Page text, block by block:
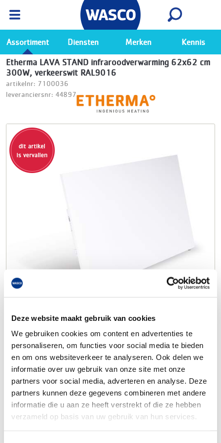
Deze website maakt gebruik van cookies
We gebruiken cookies om content en advertenties te
personaliseren, om functies voor social media te bieden
en om ons websiteverkeer te analyseren. Ook delen we
informatie over uw gebruik van onze site met onze
partners voor social media, adverteren en analyse. Deze
partners kunnen deze gegevens combineren met andere
informatie die u aan ze heeft verstrekt of die ze hebben
verzameld op basis van uw gebruik van hun services.
Ga naar de Wasco app
Bekijk
Assortiment Diensten Merken Kennis
Etherma LAVA STAND infraroodverwarming 62x62 cm
300W, verkeerswit RAL9016
artikelnr: 7100036
leveranciersnr: 44897